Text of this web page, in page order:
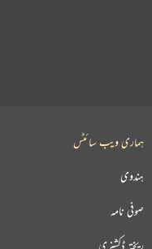
ہماری ویب سائٹس
ہندوی
صوفی نامہ
ریختہ ڈکشنری